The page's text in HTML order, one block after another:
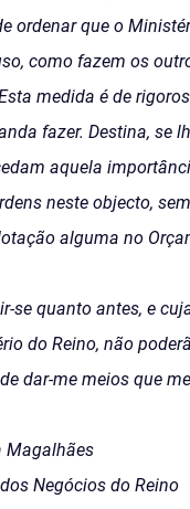
ordenar que o
como fazem os
medida é de
fazer. Destina, se
aquela
neste objecto,
alguma no
se quanto antes, e
do Reino, não
dar-me meios que
Magalhães
Negócios do Reino